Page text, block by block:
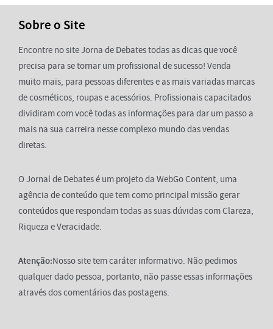
Sobre o Site
Encontre no site Jorna de Debates todas as dicas que você
precisa para se tornar um profissional de sucesso! Venda
muito mais, para pessoas diferentes e as mais variadas marcas
de cosméticos, roupas e acessórios. Profissionais capacitados
dividiram com você todas as informações para dar um passo a
mais na sua carreira nesse complexo mundo das vendas
diretas.
O Jornal de Debates é um projeto da WebGo Content, uma
agência de conteúdo que tem como principal missão gerar
conteúdos que respondam todas as suas dúvidas com Clareza,
Riqueza e Veracidade.
Atenção:Nosso site tem caráter informativo. Não pedimos
qualquer dado pessoa, portanto, não passe essas informações
através dos comentários das postagens.